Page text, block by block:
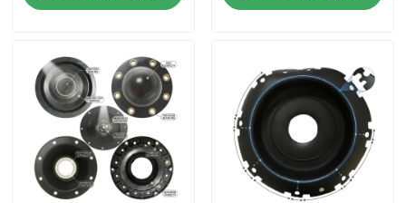
المنتجات
حولنا
جولة في المصنع
مراقبة الجودة